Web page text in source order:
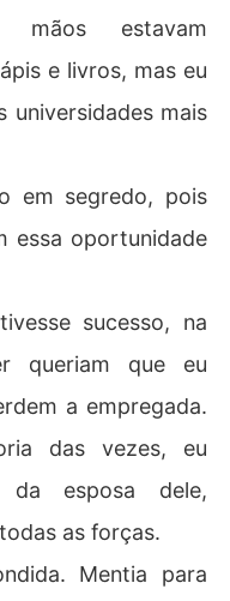
mãos estavam
e livros, mas eu
universidades mais
em segredo, pois
essa oportunidade
sucesso, na
queriam que eu
a empregada.
das vezes, eu
da esposa dele,
as forças.
Mentia para